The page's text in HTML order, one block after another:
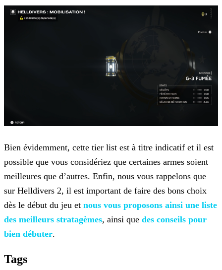
Bien évidemment, cette tier list est à titre indicatif et il est
possible que vous considériez que certaines armes soient
meilleures que d’autres. Enfin, nous vous rappelons que
sur Helldivers 2, il est important de faire des bons choix
dès le début du jeu et nous vous proposons ainsi une liste
des meilleurs stratagèmes, ainsi que des conseils pour
bien débuter.
Tags